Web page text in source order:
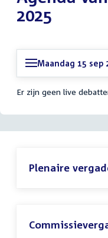
2025
Maandag 15 sep
Er zijn geen live
Plenaire